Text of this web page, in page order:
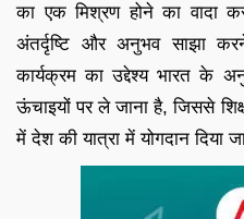
का एक मिश्रण होने का वादा
अंतर्दृष्टि और अनुभव साझा
कार्यक्रम का उद्देश्य भारत के
ऊंचाइयों पर ले जाना है, जिससे
में देश की यात्रा में योगदान दिया